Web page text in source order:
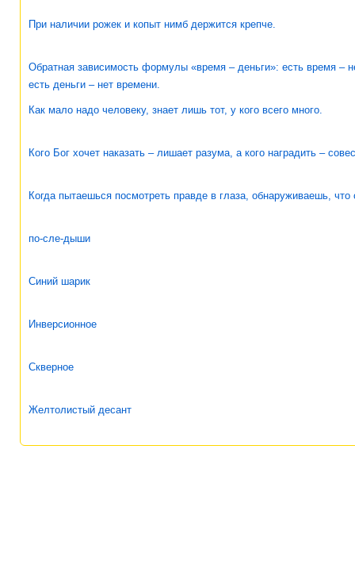
При наличии рожек и копыт нимб держится крепче.
Обратная зависимость формулы «время – деньги»: есть время –
есть деньги – нет времени.
Как мало надо человеку, знает лишь тот, у кого всего много.
Кого Бог хочет наказать – лишает разума, а кого наградить –
Когда пытаешься посмотреть правде в глаза, обнаруживаешь, что
по-сле-дыши
Синий шарик
Инверсионное
Скверное
Желтолистый десант